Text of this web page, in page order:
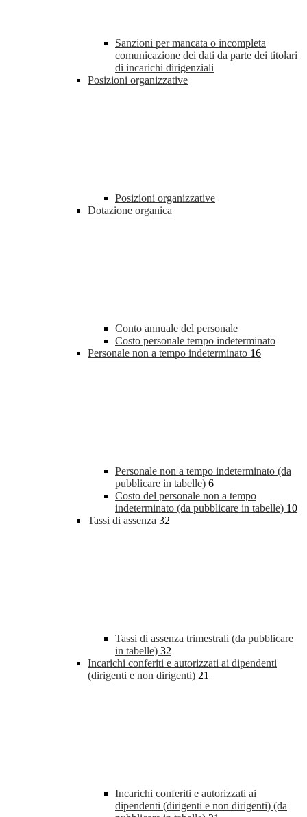
Sanzioni per mancata o incompleta
comunicazione dei dati da parte dei titolari
di incarichi dirigenziali
Posizioni organizzative
Posizioni organizzative
Dotazione organica
Conto annuale del personale
Costo personale tempo indeterminato
Personale non a tempo indeterminato 16
Personale non a tempo indeterminato (da
pubblicare in tabelle) 6
Costo del personale non a tempo
indeterminato (da pubblicare in tabelle) 10
Tassi di assenza 32
Tassi di assenza trimestrali (da pubblicare
in tabelle) 32
Incarichi conferiti e autorizzati ai dipendenti
(dirigenti e non dirigenti) 21
Incarichi conferiti e autorizzati ai
dipendenti (dirigenti e non dirigenti) (da